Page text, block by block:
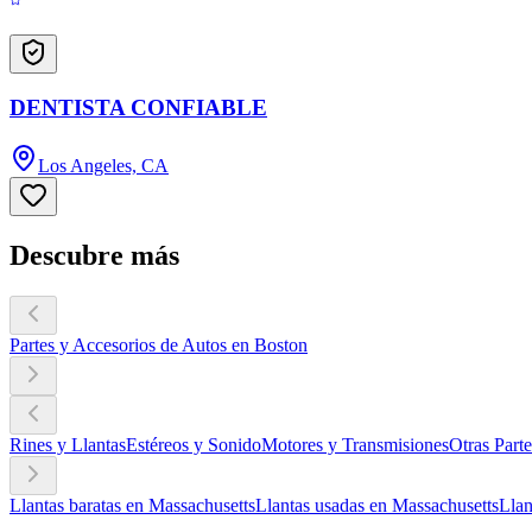
DENTISTA CONFIABLE
Los Angeles, CA
Descubre más
Partes y Accesorios de Autos en Boston
Rines y LlantasEstéreos y SonidoMotores y TransmisionesOtras
Llantas baratas en MassachusettsLlantas usadas en Massachusetts